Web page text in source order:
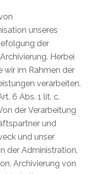
unseres
der
Herbei
wir im Rahmen der
verarbeiten.
6 Abs. 1 lit. c.
der Verarbeitung
und
und unser
der Administration,
Archivierung von